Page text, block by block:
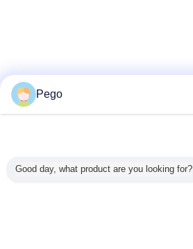
Pego
Good day, what product are you looking for?